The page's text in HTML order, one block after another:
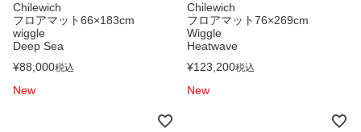
Chilewich
フロアマット66×183cm
wiggle
Deep Sea
¥88,000税込
New
Chilewich
フロアマット76×269cm
Wiggle
Heatwave
¥123,200税込
New